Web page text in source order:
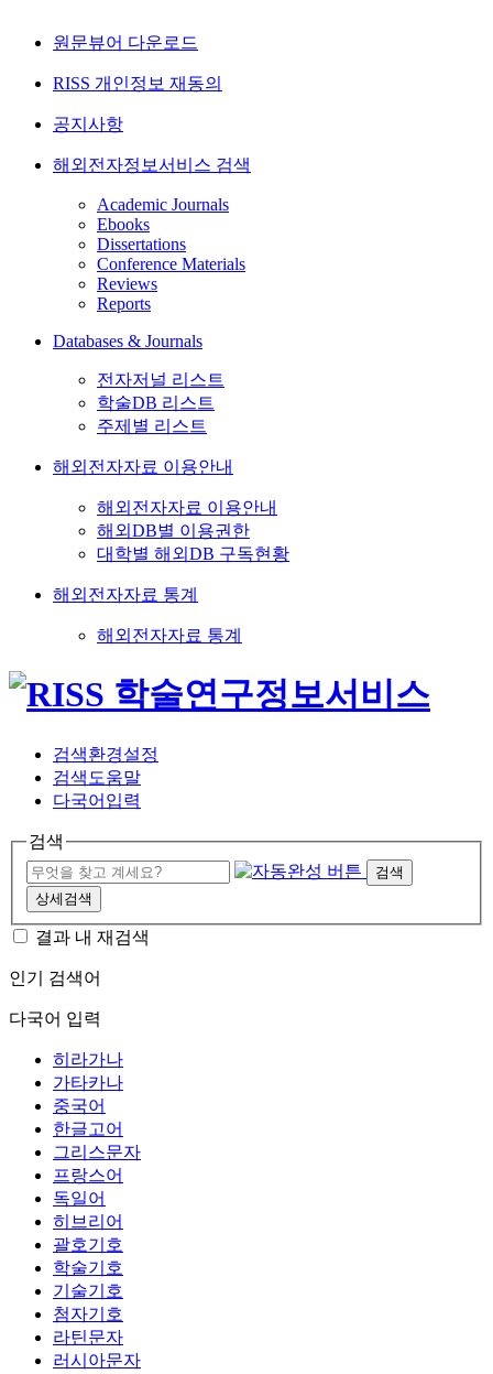
원문뷰어 다운로드
RISS 개인정보 재동의
공지사항
해외전자정보서비스 검색
Academic Journals
Ebooks
Dissertations
Conference Materials
Reviews
Reports
Databases & Journals
전자저널 리스트
학술DB 리스트
주제별 리스트
해외전자자료 이용안내
해외전자자료 이용안내
해외DB별 이용권한
대학별 해외DB 구독현황
해외전자자료 통계
해외전자자료 통계
검색환경설정
검색도움말
다국어입력
검색
검색
상세검색
결과 내 재검색
인기 검색어
다국어 입력
히라가나
가타카나
중국어
한글고어
그리스문자
프랑스어
독일어
히브리어
괄호기호
학술기호
기술기호
첨자기호
라틴문자
러시아문자